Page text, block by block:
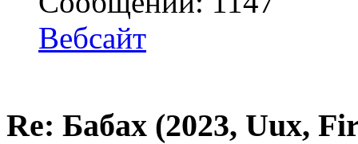
Вебсайт
Re: Бабах (2023, Uux,